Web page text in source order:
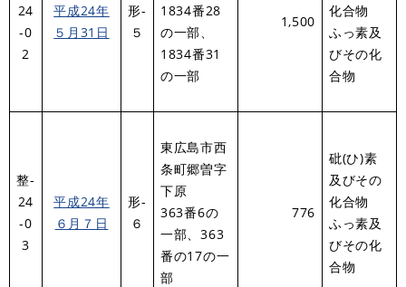
24
-0
2
平成24年
５月31日
形-
５
1834番28
の一部、
1834番31
の一部
1,500
化合物
ふっ素及
びその化
合物
整-
24
-0
3
平成24年
６月７日
形-
６
東広島市西
条町郷曽字
下原
363番6の
一部、363
番の17の一
部
776
砒(ひ)素
及びその
化合物
ふっ素及
びその化
合物